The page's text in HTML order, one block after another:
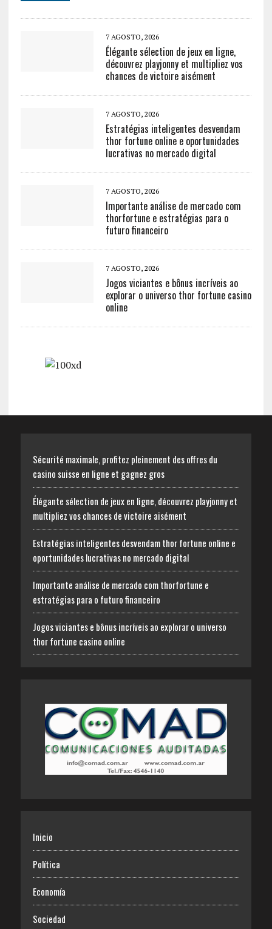
7 AGOSTO, 2026
Élégante sélection de jeux en ligne,
découvrez playjonny et multipliez vos
chances de victoire aisément
7 AGOSTO, 2026
Estratégias inteligentes desvendam
thor fortune online e oportunidades
lucrativas no mercado digital
7 AGOSTO, 2026
Importante análise de mercado com
thorfortune e estratégias para o
futuro financeiro
7 AGOSTO, 2026
Jogos viciantes e bônus incríveis ao
explorar o universo thor fortune casino
online
Sécurité maximale, profitez pleinement des offres du
casino suisse en ligne et gagnez gros
Élégante sélection de jeux en ligne, découvrez playjonny et
multipliez vos chances de victoire aisément
Estratégias inteligentes desvendam thor fortune online e
oportunidades lucrativas no mercado digital
Importante análise de mercado com thorfortune e
estratégias para o futuro financeiro
Jogos viciantes e bônus incríveis ao explorar o universo
thor fortune casino online
Inicio
Política
Economía
Sociedad